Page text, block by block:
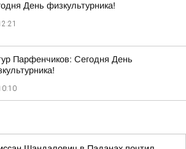
День физкультурника!
Парфенчиков: Сегодня День